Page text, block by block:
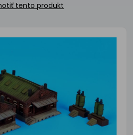
tento produkt